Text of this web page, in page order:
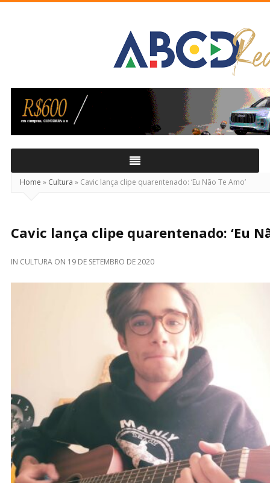
Real
Home » Cultura » Cavic lança clipe quarentenado: ‘Eu Não Te Amo’
Cavic lança clipe quarentenado: ‘Eu
IN CULTURA ON 19 DE SETEMBRO DE 2020